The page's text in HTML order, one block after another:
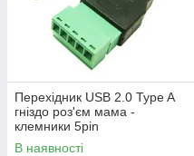
Перехідник USB 2.0 Type A
гніздо роз'єм мама -
клемники 5pin
В наявності